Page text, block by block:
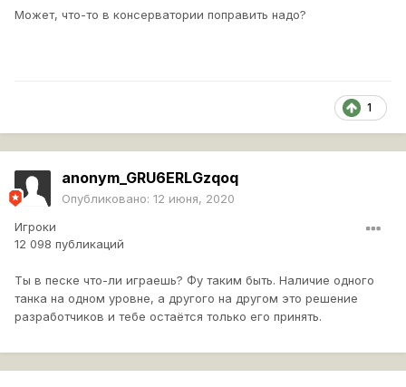
Может, что-то в консерватории поправить надо?
1
anonym_GRU6ERLGzqoq
Опубликовано: 12 июня, 2020
Игроки
12 098 публикаций
Ты в песке что-ли играешь? Фу таким быть. Наличие одного
танка на одном уровне, а другого на другом это решение
разработчиков и тебе остаётся только его принять.